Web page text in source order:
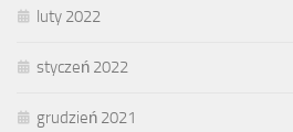
luty 2022
styczeń 2022
grudzień 2021